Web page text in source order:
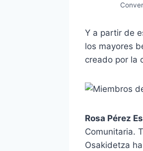
Y a partir de
los mayores
creado por la
Rosa Pérez
Comunitaria.
Osakidetza